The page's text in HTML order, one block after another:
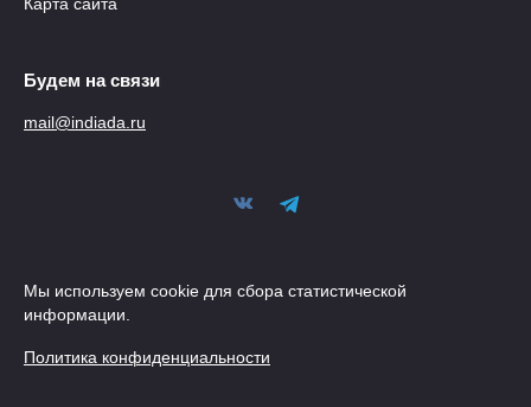
Карта сайта
Будем на связи
mail@indiada.ru
Мы используем cookie для сбора статистической
информации.
Политика конфиденциальности